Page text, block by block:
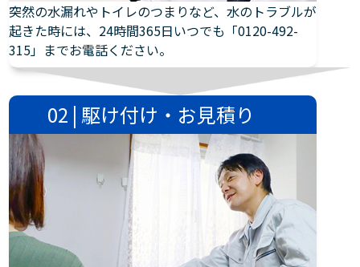
突然の水漏れやトイレのつまりなど、水のトラブルが
起きた時には、24時間365日いつでも「0120-492-
315」までお電話ください。
02 | 駆け付け・お見積り